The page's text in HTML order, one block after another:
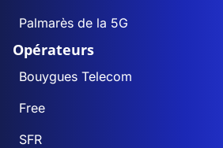
Palmarès de la 5G
Opérateurs
Bouygues Telecom
Free
SFR